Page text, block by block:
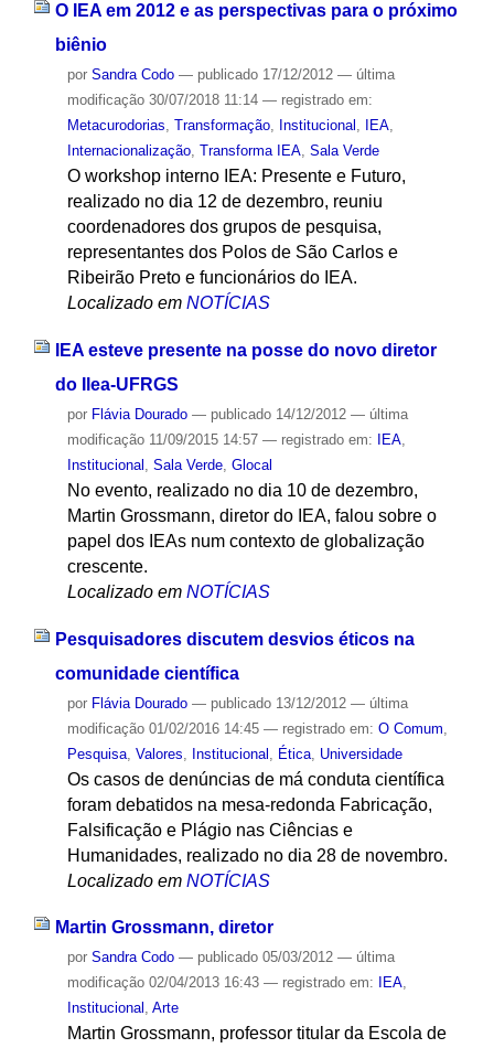
O IEA em 2012 e as perspectivas para o próximo
biênio
por Sandra Codo — publicado17/12/2012 — última
modificação30/07/2018 11:14 — registrado em:
Metacurodorias, Transformação, Institucional , IEA,
Internacionalização, Transforma IEA, Sala Verde
O workshop interno IEA: Presente e Futuro,
realizado no dia 12 de dezembro, reuniu
coordenadores dos grupos de pesquisa,
representantes dos Polos de São Carlos e
Ribeirão Preto e funcionários do IEA.
Localizado em NOTÍCIAS
IEA esteve presente na posse do novo diretor
do Ilea-UFRGS
por Flávia Dourado — publicado14/12/2012 — última
modificação11/09/2015 14:57 — registrado em: IEA,
Institucional , Sala Verde, Glocal
No evento, realizado no dia 10 de dezembro,
Martin Grossmann, diretor do IEA, falou sobre o
papel dos IEAs num contexto de globalização
crescente.
Localizado em NOTÍCIAS
Pesquisadores discutem desvios éticos na
comunidade científica
por Flávia Dourado — publicado13/12/2012 — última
modificação01/02/2016 14:45 — registrado em: O Comum
Pesquisa, Valores Institucional Ética, Universidade
Os casos de denúncias de má conduta científica
foram debatidos na mesa-redonda Fabricação,
Falsificação e Plágio nas Ciências e
Humanidades, realizado no dia 28 de novembro.
Localizado em NOTÍCIAS
Martin Grossmann, diretor
por Sandra Codo — publicado05/03/2012 — última
modificação02/04/2013 16:43 — registrado em: IEA,
Institucional , Arte
Martin Grossmann, professor titular da Escola de